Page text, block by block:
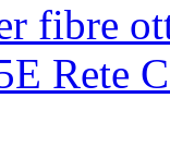
fibre
Rete